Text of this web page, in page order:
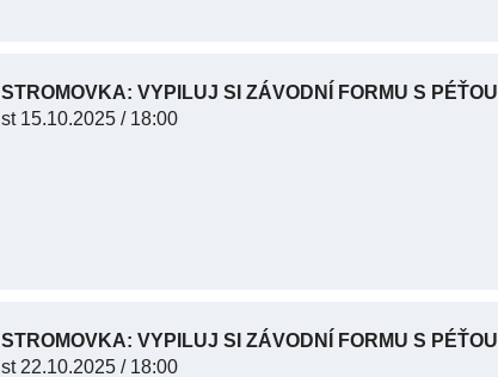
STROMOVKA: VYPILUJ SI ZÁVODNÍ FORMU S PÉŤOU
st15.10.2025 / 18:00
STROMOVKA: VYPILUJ SI ZÁVODNÍ FORMU S PÉŤOU
st22.10.2025 / 18:00